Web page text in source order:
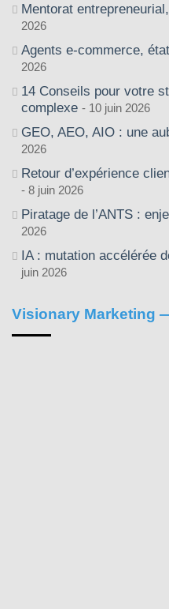
Mentorat
2026
Agents e-commerce,
2026
14 Conseils pour votre
complexe
10 juin 2026
GEO, AEO, AIO : une
2026
Retour d’expérience
8 juin 2026
Piratage de l’ANTS :
2026
IA : mutation accélérée
juin 2026
Visionary Marketing